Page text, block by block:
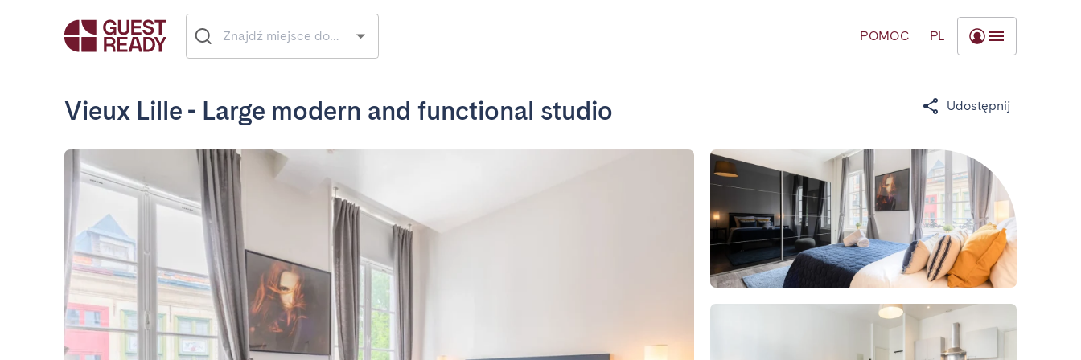
POMOC PL
Vieux Lille - Large modern and functional studio Udostępnij